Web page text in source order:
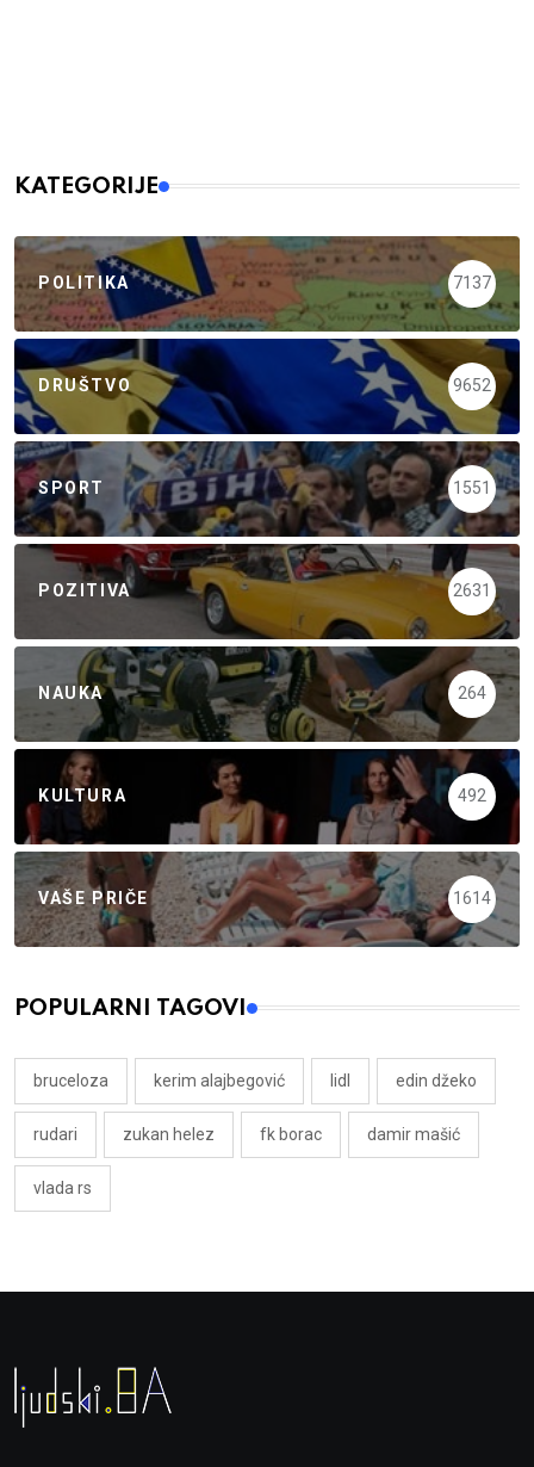
KATEGORIJE
POLITIKA 7137
DRUŠTVO 9652
SPORT 1551
POZITIVA 2631
NAUKA 264
KULTURA 492
VAŠE PRIČE 1614
POPULARNI TAGOVI
bruceloza kerim alajbegović lidl edin džeko
rudari zukan helez fk borac damir mašić
vlada rs